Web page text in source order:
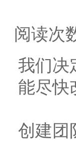
阅读次
我们决
能尽快
创建团